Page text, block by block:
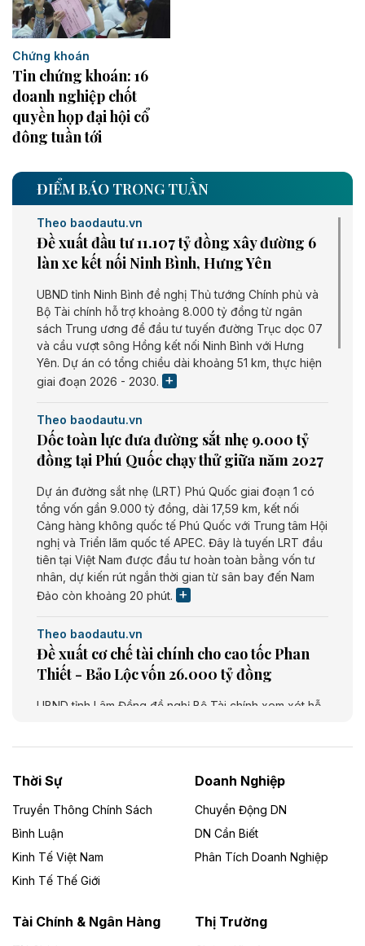
Chứng khoán
Tin chứng khoán: 16
doanh nghiệp chốt
quyền họp đại hội cổ
đông tuần tới
ĐIỂM BÁO TRONG TUẦN
Theo baodautu.vn
Đề xuất đầu tư 11.107 tỷ đồng xây đường 6
làn xe kết nối Ninh Bình, Hưng Yên
UBND tỉnh Ninh Bình đề nghị Thủ tướng Chính phủ và
Bộ Tài chính hỗ trợ khoảng 8.000 tỷ đồng từ ngân
sách Trung ương để đầu tư tuyến đường Trục dọc 07
và cầu vượt sông Hồng kết nối Ninh Bình với Hưng
Yên. Dự án có tổng chiều dài khoảng 51 km, thực hiện
giai đoạn 2026 - 2030.
Theo baodautu.vn
Dốc toàn lực đưa đường sắt nhẹ 9.000 tỷ
đồng tại Phú Quốc chạy thử giữa năm 2027
Dự án đường sắt nhẹ (LRT) Phú Quốc giai đoạn 1 có
tổng vốn gần 9.000 tỷ đồng, dài 17,59 km, kết nối
Cảng hàng không quốc tế Phú Quốc với Trung tâm Hội
nghị và Triển lãm quốc tế APEC. Đây là tuyến LRT đầu
tiên tại Việt Nam được đầu tư hoàn toàn bằng vốn tư
nhân, dự kiến rút ngắn thời gian từ sân bay đến Nam
Đảo còn khoảng 20 phút.
Theo baodautu.vn
Đề xuất cơ chế tài chính cho cao tốc Phan
Thiết - Bảo Lộc vốn 26.000 tỷ đồng
UBND tỉnh Lâm Đồng đề nghị Bộ Tài chính xem xét hỗ
- Bu Prăng. Dự án dài khoảng 73,49 km, tổng mức đầu
tư dự kiến 26.000 tỷ đồng.
Theo baodautu.vn
Cà Mau chấp thuận chủ trương đầu tư Dự
án khu chợ và nhà ở nông thôn vốn 563 tỷ
đồng
UBND tỉnh Cà Mau chấp thuận chủ trương đầu tư Dự
Thời Sự
Truyền Thông Chính Sách
Bình Luận
Kinh Tế Việt Nam
Kinh Tế Thế Giới
Doanh Nghiệp
Chuyển Động DN
DN Cần Biết
Phân Tích Doanh Nghiệp
Tài Chính & Ngân Hàng Thị Trường